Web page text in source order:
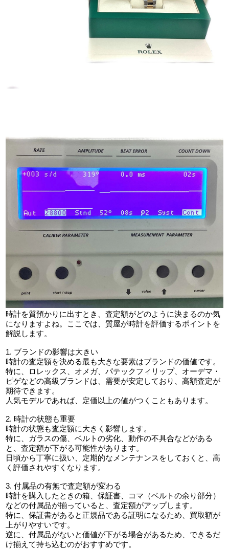
時計を質預かりに出すとき、査定額がどのように決まるのか気
になりますよね。ここでは、質屋が時計を評価するポイントを
解説します。
1. ブランドの影響は大きい
時計の査定額を決める最も大きな要素はブランドの価値です。
特に、ロレックス、オメガ、パテックフィリップ、オーデマ・
ピゲなどの高級ブランドは、需要が安定しており、高額査定が
期待できます。
人気モデルであれば、定価以上の値がつくこともあります。
2. 時計の状態も重要
時計の状態も査定額に大きく影響します。
特に、ガラスの傷、ベルトの劣化、動作の不具合などがある
と、査定額が下がる可能性があります。
日頃から丁寧に扱い、定期的なメンテナンスをしておくと、高
く評価されやすくなります。
3. 付属品の有無で査定額が変わる
時計を購入したときの箱、保証書、コマ（ベルトの余り部分）
などの付属品が揃っていると、査定額がアップします。
特に、保証書があると正規品である証明になるため、買取額が
上がりやすいです。
逆に、付属品がないと価値が下がる場合があるため、できるだ
け揃えて持ち込むのがおすすめです。